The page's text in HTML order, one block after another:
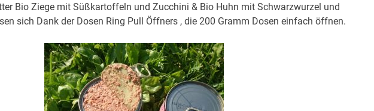
Bio Ziege mit Süßkartoffeln und Zucchini & Bio Huhn mit Schwarzwurzel und
sich Dank der Dosen Ring Pull Öffners , die 200 Gramm Dosen einfach öffnen.